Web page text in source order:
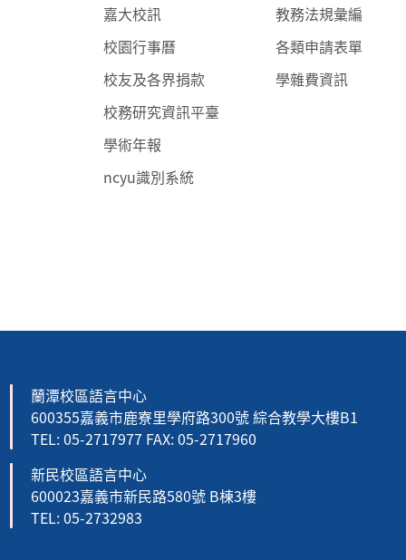
嘉大校訊
校園行事曆
校友及各界捐款
校務研究資訊平臺
學術年報
ncyu識別系統
教務法規彙編
各類申請表單
學雜費資訊
蘭潭校區語言中心
600355嘉義市鹿寮里學府路300號 綜合教學大樓B1
TEL: 05-2717977 FAX: 05-2717960
新民校區語言中心
600023嘉義市新民路580號 B棟3樓
TEL: 05-2732983